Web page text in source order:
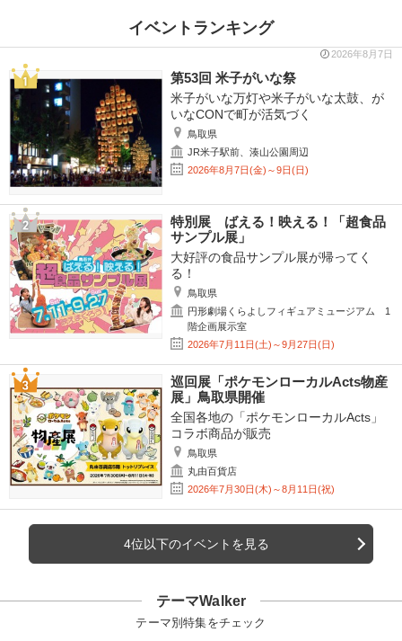
イベントランキング
2026年8月7日
第53回 米子がいな祭
米子がいな万灯や米子がいな太鼓、が
いなCONで町が活気づく
鳥取県
JR米子駅前、湊山公園周辺
2026年8月7日(金)～9日(日)
特別展 ばえる！映える！「超食品
サンプル展」
大好評の食品サンプル展が帰ってく
る！
鳥取県
円形劇場くらよしフィギュアミュージアム 1
階企画展示室
2026年7月11日(土)～9月27日(日)
巡回展「ポケモンローカルActs物産
展」鳥取県開催
全国各地の「ポケモンローカルActs」
コラボ商品が販売
鳥取県
丸由百貨店
2026年7月30日(木)～8月11日(祝)
4位以下のイベントを見る
テーマWalker
テーマ別特集をチェック